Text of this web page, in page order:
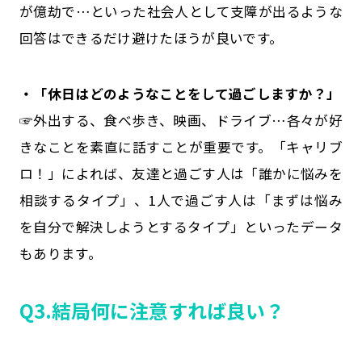
が億劫で…といった社会人として支障が出るような
回答はできるだけ避けたほうが良いです。
・「休日はどのようなことをして過ごしますか？」
☞外出する、食べ歩き、映画、ドライブ…各々が好
きなことを素直に話すことが重要です。「キャリブ
ロ！」によれば、友達と過ごす人は「誰かに悩みを
相談するタイプ」、1人で過ごす人は「まずは悩み
を自分で解決しようとするタイプ」といったデータ
もあります。
Q3.結局何に注意すれば良い？